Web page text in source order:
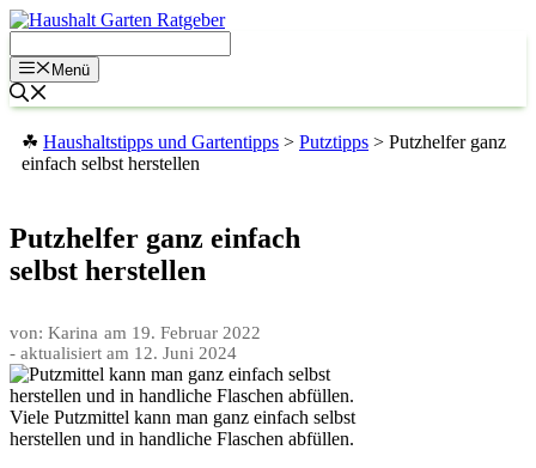
Zum
springenMenü
☘ Haushaltstipps und Gartentipps > Putztipps > Putzhelfer ganz
einfach selbst herstellen
Putzhelfer ganz einfach
selbst herstellen
von: Karina am 19. Februar 2022
- aktualisiert am 12. Juni 2024
Viele Putzmittel kann man ganz einfach selbst
herstellen und in handliche Flaschen abfüllen.